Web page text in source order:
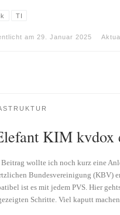
TI
am 29. Januar 2025
KIM kvdox
wollte ich noch kurz eine
Bundesvereinigung (KBV)
ist es mit jedem PVS. Hier
Schritte. Viel kaputt